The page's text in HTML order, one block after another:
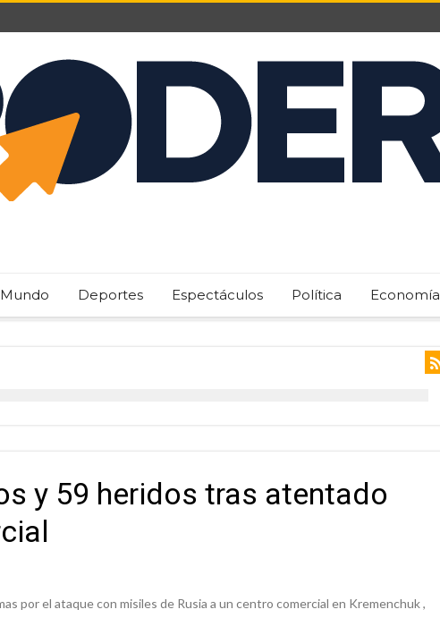
Mundo Deportes Espectáculos Política Economía
y 59 heridos tras atentado
por el ataque con misiles de Rusia a un centro comercial en Kremenchuk ,